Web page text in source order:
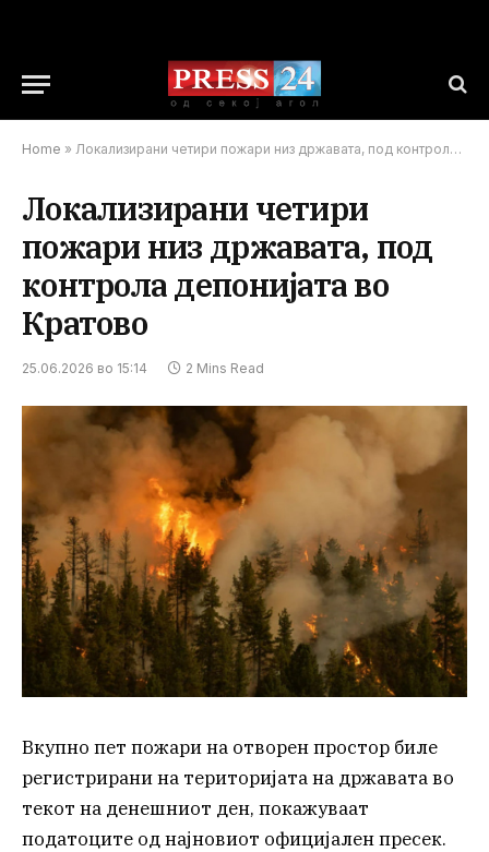
Home » Локализирани четири пожари низ државата, под контрола депонијата во Кратово
Локализирани четири
пожари низ државата, под
контрола депонијата во
Кратово
25.06.2026 во 15:14 2 Mins Read
Вкупно пет пожари на отворен простор биле
регистрирани на територијата на државата во
текот на денешниот ден, покажуваат
податоците од најновиот официјален пресек.